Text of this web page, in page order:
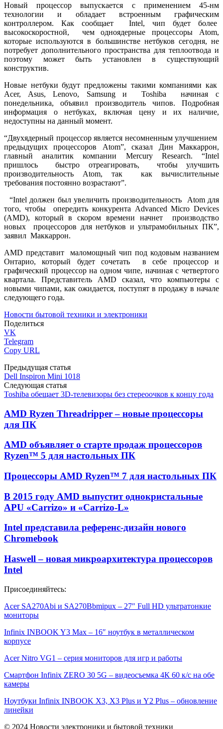
Новый процессор выпускается с применением 45-нм
технологии и обладает встроенным графическим
контроллером. Как сообщает Intel, чип будет более
высокоскоростной, чем одноядерные процессоры Atom,
которые используются в большинстве нетбуков сегодня, не
потребует дополнительного пространства для теплоотвода и
поэтому может быть установлен в существующий
конструктив.
Новые нетбуки будут предложены такими компаниями как
Acer, Asus, Lenovo, Samsung и Toshiba начиная с
понедельника, объявил производитель чипов. Подробная
информация о нетбуках, включая цену и их наличие,
недоступны на данный момент.
“Двухядерный процессор является несомненным улучшением
предыдущих процессоров Atom”, сказал Дин Маккаррон,
главный аналитик компании Mercury Research. “Intel
пришлось быстро отреагировать, чтобы улучшить
производительность Atom, так как вычислительные
требования постоянно возрастают”.
“Intel должен был увеличить производительность Atom для
того, чтобы опередить конкурента Advanced Micro Devices
(AMD), который в скором времени начнет производство
новых процессоров для нетбуков и ультрамобильных ПК”,
заявил Маккаррон.
AMD представит маломощный чип под кодовым названием
Онтарио, который будет сочетать в себе процессор и
графический процессор на одном чипе, начиная с четвертого
квартала. Представитель AMD сказал, что компьютеры с
новыми чипами, как ожидается, поступят в продажу в начале
следующего года.
Новости бытовой техники и электроники
Поделиться
VK
Telegram
Copy URL
Предыдущая статья
Dell Inspiron Mini 1018
Следующая статья
Toshiba обещает 3D-телевизоры без стереоочков к концу года
AMD Ryzen Threadripper – новые процессоры
для ПК
AMD объявляет о старте продаж процессоров
Ryzen™ 5 для настольных ПК
Процессоры AMD Ryzen™ 7 для настольных ПК
В 2015 году AMD выпустит однокристальные
APU «Carrizo» и «Carrizo-L»
Intel представила референс-дизайн нового
Chromebook
Haswell – новая микроархитектура процессоров
Intel
Присоединяйтесь:
Acer SA270Abi и SA270Bbmipux – 27″ Full HD ультратонкие
мониторы
Infinix INBOOK Y3 Max – 16″ ноутбук в металлическом
корпусе
Acer Nitro VG1 – серия мониторов для игр и работы
Смартфон Infinix ZERO 30 5G – видеосъемка 4К 60 к/с на обе
камеры
Ноутбуки Infinix INBOOK X3, X3 Plus и Y2 Plus – обновление
линейки
© 2024 Новости электроники и бытовой техники